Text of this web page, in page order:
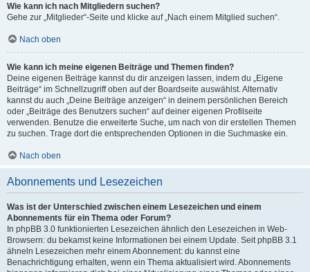
Wie kann ich nach Mitgliedern suchen?
Gehe zur „Mitglieder“-Seite und klicke auf „Nach einem Mitglied suchen“.
Nach oben
Wie kann ich meine eigenen Beiträge und Themen finden?
Deine eigenen Beiträge kannst du dir anzeigen lassen, indem du „Eigene
Beiträge“ im Schnellzugriff oben auf der Boardseite auswählst. Alternativ
kannst du auch „Deine Beiträge anzeigen“ in deinem persönlichen Bereich
oder „Beiträge des Benutzers suchen“ auf deiner eigenen Profilseite
verwenden. Benutze die erweiterte Suche, um nach von dir erstellen Themen
zu suchen. Trage dort die entsprechenden Optionen in die Suchmaske ein.
Nach oben
Abonnements und Lesezeichen
Was ist der Unterschied zwischen einem Lesezeichen und einem
Abonnements für ein Thema oder Forum?
In phpBB 3.0 funktionierten Lesezeichen ähnlich den Lesezeichen in Web-
Browsern: du bekamst keine Informationen bei einem Update. Seit phpBB 3.1
ähneln Lesezeichen mehr einem Abonnement: du kannst eine
Benachrichtigung erhalten, wenn ein Thema aktualisiert wird. Abonnements